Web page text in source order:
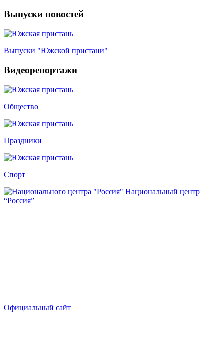
Выпуски новостей
Выпуски "Южской пристани"
Видеорепортажи
Общество
Праздники
Спорт
Национальный центр
“Россия”
Официальный сайт